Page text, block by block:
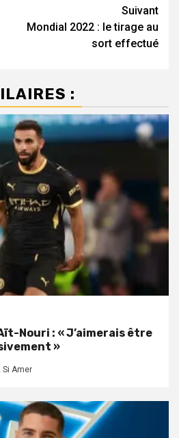
Suivant
Mondial 2022 : le tirage au
sort effectué
:
Nouri : « J’aimerais être
»
Si Amer